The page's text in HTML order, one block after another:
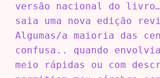
versão nacional do
saia uma nova edição
Algumas/a maioria das
confusa.. quando
meio rápidas ou com